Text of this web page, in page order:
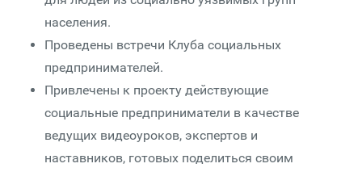
населения.
Проведены встречи Клуба социальных
предпринимателей.
Привлечены к проекту действующие
социальные предприниматели в качестве
ведущих видеоуроков, экспертов и
наставников, готовых поделиться своим